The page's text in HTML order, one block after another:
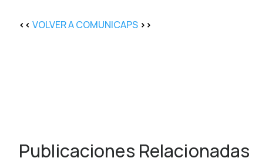
<< VOLVER A COMUNICAPS >>
Publicaciones Relacionadas